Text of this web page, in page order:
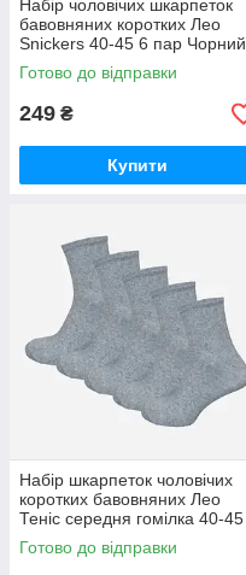
Набір чоловічих шкарпеток
бавовняних коротких Лео
Snickers 40-45 6 пар Чорний
Готово до відправки
249 ₴
Купити
Набір шкарпеток чоловічих
коротких бавовняних Лео
Теніс середня гомілка 40-45
5 пар
Готово до відправки